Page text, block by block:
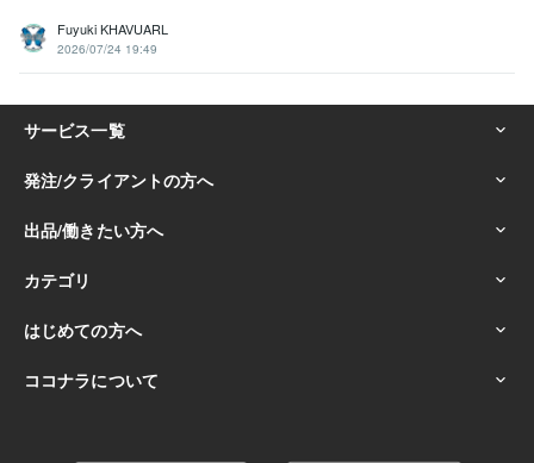
Fuyuki KHAVUARL
2026/07/24 19:49